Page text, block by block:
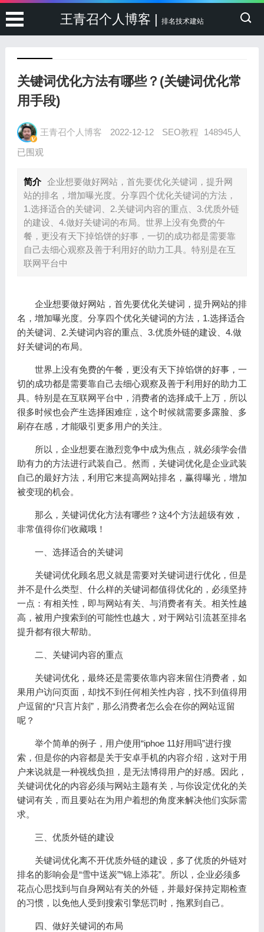
王青召个人博客 | 排名技术建站
关键词优化方法有哪些？(关键词优化常
用手段)
王青召个人博客 2022-12-12 SEO教程
148945人
已围观
简介 企业想要做好网站，首先要优化关键词，提升网
站的排名，增加曝光度。分享四个优化关键词的方法，
1.选择适合的关键词、2.关键词内容的重点、3.优质外链
的建设、4.做好关键词的布局。世界上没有免费的午
餐，更没有天下掉馅饼的好事，一切的成功都是需要靠
自己去细心观察及善于利用好的助力工具。特别是在互
联网平台中
企业想要做好网站，首先要优化关键词，提升网站的排
名，增加曝光度。分享四个优化关键词的方法，1.选择适合
的关键词、2.关键词内容的重点、3.优质外链的建设、4.做
好关键词的布局。
世界上没有免费的午餐，更没有天下掉馅饼的好事，一
切的成功都是需要靠自己去细心观察及善于利用好的助力工
具。特别是在互联网平台中，消费者的选择成千上万，所以
很多时候也会产生选择困难症，这个时候就需要多露脸、多
刷存在感，才能吸引更多用户的关注。
所以，企业想要在激烈竞争中成为焦点，就必须学会借
助有力的方法进行武装自己。然而，关键词优化是企业武装
自己的最好方法，利用它来提高网站排名，赢得曝光，增加
被变现的机会。
那么，关键词优化方法有哪些？这4个方法超级有效，
非常值得你们收藏哦！
一、选择适合的关键词
关键词优化顾名思义就是需要对关键词进行优化，但是
并不是什么类型、什么样的关键词都值得优化的，必须坚持
一点：有相关性，即与网站有关、与消费者有关。相关性越
高，被用户搜索到的可能性也越大，对于网站引流甚至排名
提升都有很大帮助。
二、关键词内容的重点
关键词优化，最终还是需要依靠内容来留住消费者，如
果用户访问页面，却找不到任何相关性内容，找不到值得用
户逗留的“只言片刻”，那么消费者怎么会在你的网站逗留
呢？
举个简单的例子，用户使用“iphoe 11好用吗”进行搜
索，但是你的内容都是关于安卓手机的内容介绍，这对于用
户来说就是一种视线负担，是无法博得用户的好感。因此，
关键词优化的内容必须与网站主题有关，与你设定优化的关
键词有关，而且要站在为用户着想的角度来解决他们实际需
求。
三、优质外链的建设
关键词优化离不开优质外链的建设，多了优质的外链对
排名的影响会是“雪中送炭”“锦上添花”。所以，企业必须多
花点心思找到与自身网站有关的外链，并最好保持定期检查
的习惯，以免他人受到搜索引擎惩罚时，拖累到自己。
四、做好关键词的布局